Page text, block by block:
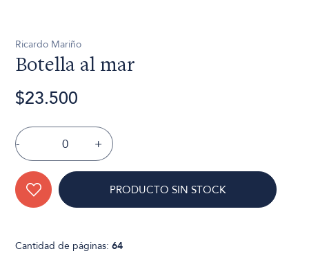
Ricardo Mariño
Botella al mar
$23.500
- +
PRODUCTO SIN STOCK
Cantidad de páginas:64